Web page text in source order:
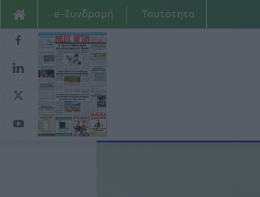
e-Συνδρομή Ταυτότητα